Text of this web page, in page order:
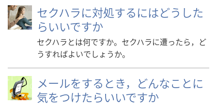
セクハラに対処するにはどうした
らいいですか
セクハラとは何ですか。セクハラに遭ったら，ど
うすればよいでしょうか。
メールをするとき，どんなことに
気をつけたらいいですか